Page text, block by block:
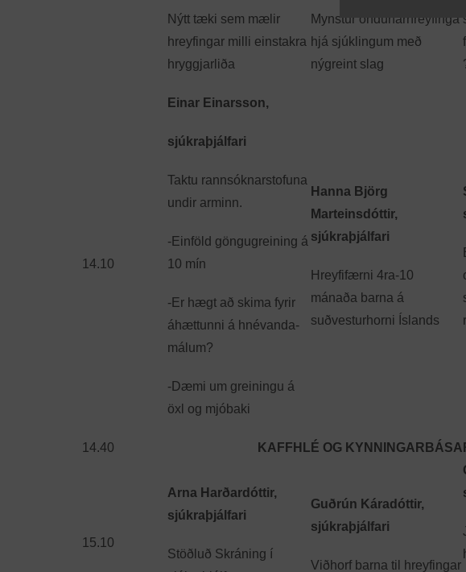
Nýtt tæki sem mælir
hreyfingar milli einstakra
hryggjarliða
Mynstur öndunarhreyfinga
hjá sjúklingum með
nýgreint slag
14.10
Einar Einarsson,
sjúkraþjálfari
Taktu rannsóknar­stofuna
undir arminn.
-Einföld göngugreining á
10 mín
-Er hægt að skima fyrir
áhættunni á hnévanda­
málum?
-Dæmi um greiningu á
öxl og mjóbaki
Hanna Björg
Marteinsdóttir,
sjúkraþjálfari
Hreyfifærni 4ra-10
mánaða barna á
suðvesturhorni Íslands
14.40 KAFFHLÉ OG
15.10
Arna Harðardóttir,
sjúkraþjálfari
Stöðluð Skráning í
Guðrún Káradóttir,
sjúkraþjálfari
Viðhorf barna til hreyfingar